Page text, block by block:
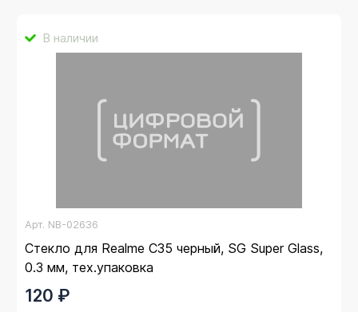
В наличии
Арт. NB-02636
Стекло для Realme C35 черный, SG Super Glass,
0.3 мм, тех.упаковка
120 ₽